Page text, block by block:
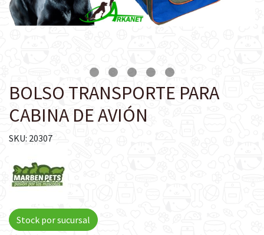
BOLSO TRANSPORTE PARA
CABINA DE AVIÓN
SKU: 20307
Stock por sucursal